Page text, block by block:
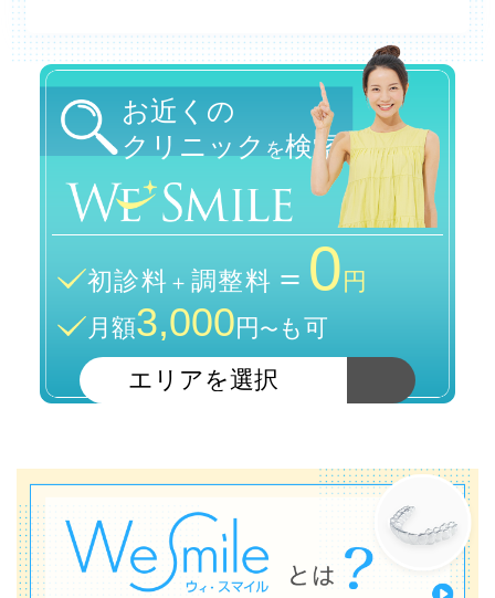
お近くの
クリニック を検索
初診料＋ 調整料 ＝ 0 円
月額3,000円〜 も可